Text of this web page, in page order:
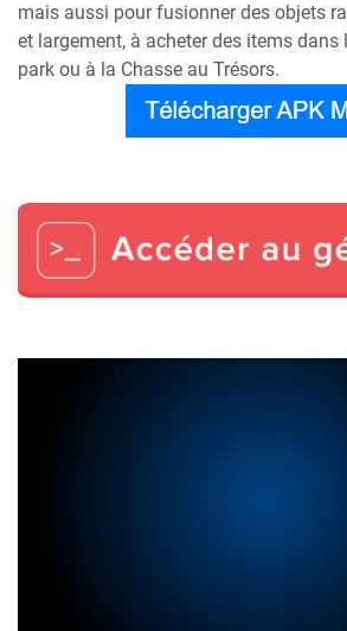
mais aussi pour fusionner des objets
et largement, à acheter des items dans
park ou à la Chasse au Trésors.